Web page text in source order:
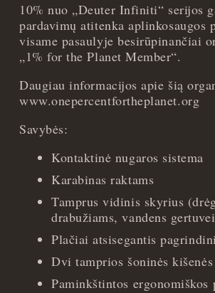
10% nuo „Deuter Infiniti“ serijos
pardavimų atitenka aplinkosaugos
visame pasaulyje besirūpinančiai
„1% for the Planet Member“.
Daugiau informacijos apie šią
www.onepercentfortheplanet.org
Savybės:
Kontaktinė nugaros sistema
Karabinas raktams
Tamprus vidinis skyrius
drabužiams, vandens
Plačiai atsisegantis
Dvi tamprios šoninės kišenės
Paminkštintos ergonomiškos